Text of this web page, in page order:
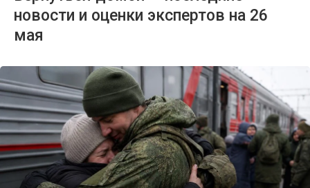
новости и оценки экспертов на 26
мая